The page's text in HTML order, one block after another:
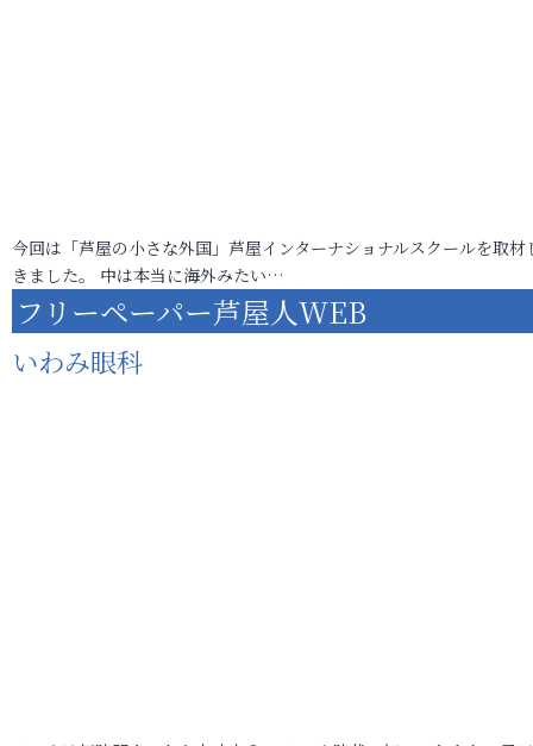
今回は「芦屋の小さな外国」芦屋インターナショナルスクールを取材
きました。 中は本当に海外みたい…
フリーペーパー芦屋人WEB
いわみ眼科